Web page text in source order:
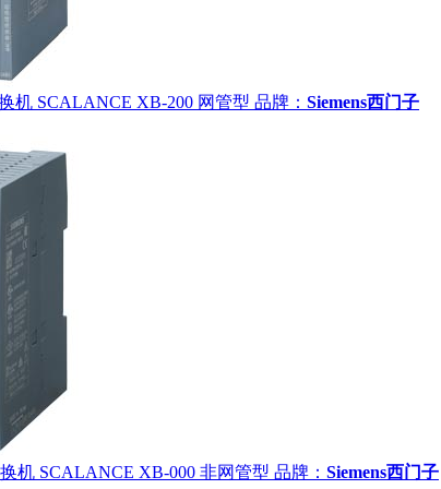
机 SCALANCE XB-200 网管型 品牌： Siemens西门子
机 SCALANCE XB-000 非网管型 品牌： Siemens西门子